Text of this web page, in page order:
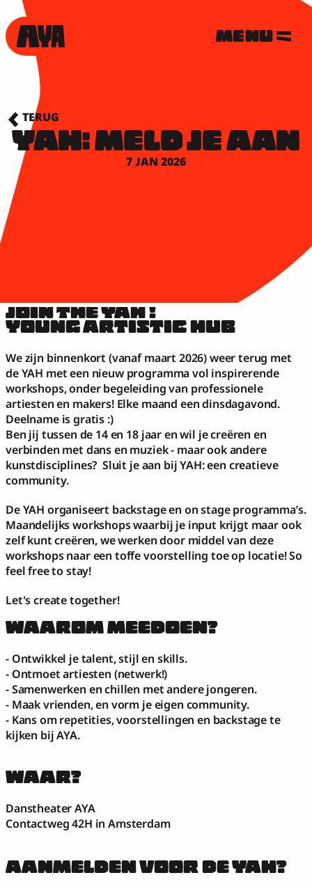
TERUG
YAH: MELD JE AAN
7 JAN 2026
JOIN THE YAH !
YOUNG ARTISTIC HUB
We zijn binnenkort (vanaf maart 2026) weer terug met
de YAH met een nieuw programma vol inspirerende
workshops, onder begeleiding van professionele
artiesten en makers! Elke maand een dinsdagavond.
Deelname is gratis :)
Ben jij tussen de 14 en 18 jaar en wil je creëren en
verbinden met dans en muziek - maar ook andere
kunstdisciplines?  Sluit je aan bij YAH: een creatieve
community.
De YAH organiseert backstage en on stage programma’s.
Maandelijks workshops waarbij je input krijgt maar ook
zelf kunt creëren, we werken door middel van deze
workshops naar een toffe voorstelling toe op locatie! So
feel free to stay!
Let's create together!
WAAROM MEEDOEN?
- Ontwikkel je talent, stijl en skills.
- Ontmoet artiesten (netwerk!)
- Samenwerken en chillen met andere jongeren.
- Maak vrienden, en vorm je eigen community.
- Kans om repetities, voorstellingen en backstage te
kijken bij AYA.
WAAR?
Danstheater AYA
Contactweg 42H in Amsterdam
AANMELDEN VOOR DE YAH?
MENU